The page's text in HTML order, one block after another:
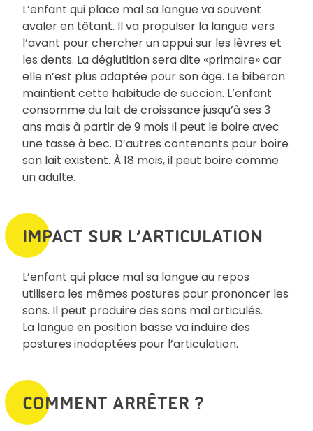
L’enfant qui place mal sa langue va souvent
avaler en têtant. Il va propulser la langue vers
l’avant pour chercher un appui sur les lèvres et
les dents. La déglutition sera dite «primaire» car
elle n’est plus adaptée pour son âge. Le biberon
maintient cette habitude de succion. L’enfant
consomme du lait de croissance jusqu’à ses 3
ans mais à partir de 9 mois il peut le boire avec
une tasse à bec. D’autres contenants pour boire
son lait existent. À 18 mois, il peut boire comme
un adulte.
IMPACT SUR L’ARTICULATION
L’enfant qui place mal sa langue au repos
utilisera les mêmes postures pour prononcer les
sons. Il peut produire des sons mal articulés.
La langue en position basse va induire des
postures inadaptées pour l’articulation.
COMMENT ARRÊTER ?